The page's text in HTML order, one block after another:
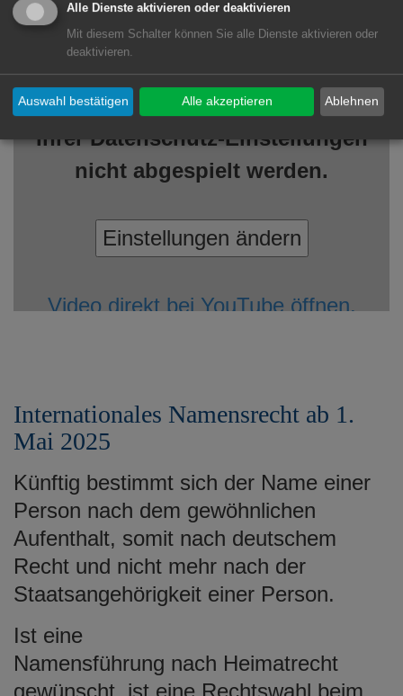
Video
Dieses Video kann auf Grund
Ihrer Datenschutz-Einstellungen
nicht abgespielt werden.
Einstellungen ändern
Video direkt bei YouTube öffnen.
Internationales Namensrecht ab 1.
Mai 2025
Künftig bestimmt sich der Name einer
Person nach dem gewöhnlichen
Aufenthalt, somit nach deutschem
Recht und nicht mehr nach der
Staatsangehörigkeit einer Person.
Ist eine
Namensführung nach Heimatrecht
gewünscht, ist eine Rechtswahl beim
Alle Dienste aktivieren oder deaktivieren
Mit diesem Schalter können Sie alle Dienste aktivieren oder
deaktivieren.
Ablehnen
Auswahl bestätigen Alle akzeptieren